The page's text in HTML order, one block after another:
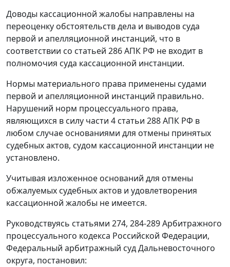
Доводы кассационной жалобы направлены на
переоценку обстоятельств дела и выводов суда
первой и апелляционной инстанций, что в
соответствии со статьей 286АПК РФ не входит в
полномочия суда кассационной инстанции.
Нормы материального права применены судами
первой и апелляционной инстанций правильно.
Нарушений норм процессуального права,
являющихся в силу части 4 статьи 288АПК РФ в
любом случае основаниями для отмены принятых
судебных актов, судом кассационной инстанции не
установлено.
Учитывая изложенное оснований для отмены
обжалуемых судебных актов и удовлетворения
кассационной жалобы не имеется.
Руководствуясь статьями 274, 284-289Арбитражного
процессуального кодекса Российской Федерации,
Федеральный арбитражный суд Дальневосточного
округа, постановил: